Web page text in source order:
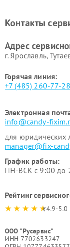
Контакты
Адрес
г. Ярославль,
Горячая линия:
+7 (485) 260-77-28
Электронная
info@candy-
для юридических
manager@fix-
График работы:
ПН-ВСК с 9:00 до
Рейтинг
4.9-5.0
ООО "Русервис"
ИНН 7702633247